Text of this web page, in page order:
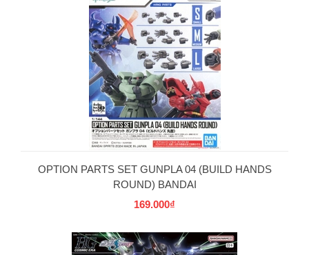
OPTION PARTS SET GUNPLA 04 (BUILD HANDS
ROUND) BANDAI
169.000₫